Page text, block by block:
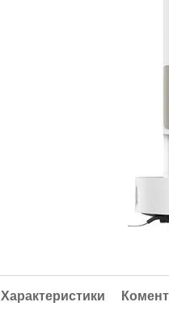
Характеристики